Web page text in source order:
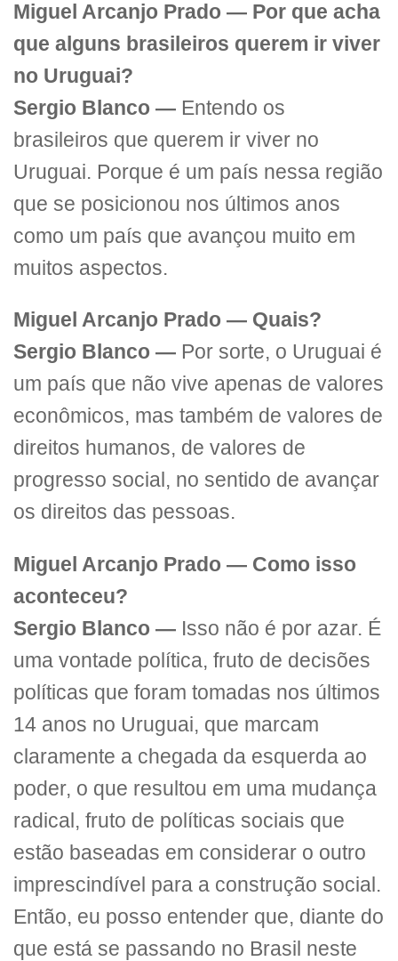
Miguel Arcanjo Prado — Por que acha
que alguns brasileiros querem ir viver
no Uruguai?
Sergio Blanco — Entendo os
brasileiros que querem ir viver no
Uruguai. Porque é um país nessa região
que se posicionou nos últimos anos
como um país que avançou muito em
muitos aspectos.
Miguel Arcanjo Prado — Quais?
Sergio Blanco — Por sorte, o Uruguai é
um país que não vive apenas de valores
econômicos, mas também de valores de
direitos humanos, de valores de
progresso social, no sentido de avançar
os direitos das pessoas.
Miguel Arcanjo Prado — Como isso
aconteceu?
Sergio Blanco — Isso não é por azar. É
uma vontade política, fruto de decisões
políticas que foram tomadas nos últimos
14 anos no Uruguai, que marcam
claramente a chegada da esquerda ao
poder, o que resultou em uma mudança
radical, fruto de políticas sociais que
estão baseadas em considerar o outro
imprescindível para a construção social.
Então, eu posso entender que, diante do
que está se passando no Brasil neste